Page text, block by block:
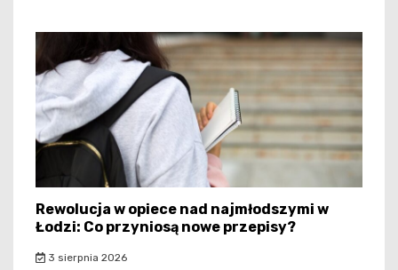
Rewolucja w opiece nad najmłodszymi w
Łodzi: Co przyniosą nowe przepisy?
3 sierpnia 2026